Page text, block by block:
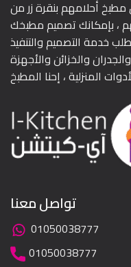
مطبخ أحلامهم بنقرة زر من
، بإمكانك تصميم مطبخك
خدمة التصميم والتنفيذ
والخزائن والأجهزة
تواصل معنا
01050038777
01050038777